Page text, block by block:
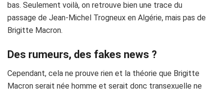
bas. Seulement voilà, on retrouve bien une trace du
passage de Jean-Michel Trogneux en Algérie, mais pas de
Brigitte Macron.
Des rumeurs, des fakes news ?
Cependant, cela ne prouve rien et la théorie que Brigitte
Macron serait née homme et serait donc transexuelle ne